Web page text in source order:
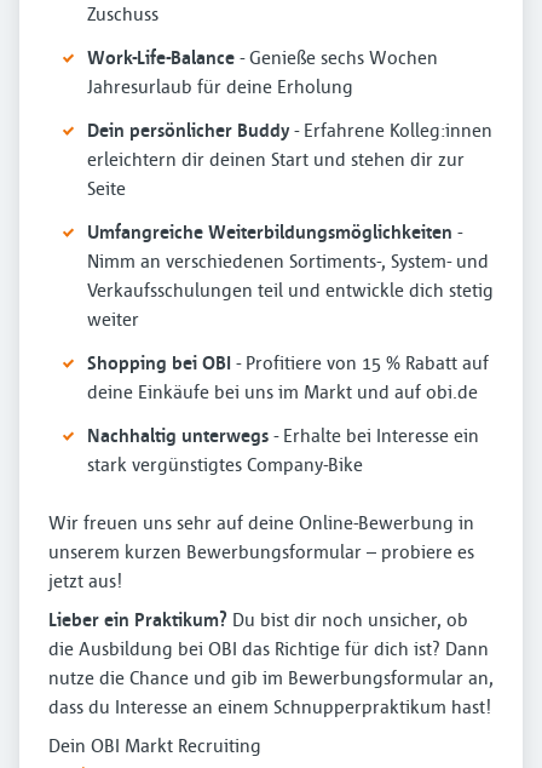
Zuschuss
Work-Life-Balance - Genieße sechs Wochen
Jahresurlaub für deine Erholung
Dein persönlicher Buddy - Erfahrene Kolleg:innen
erleichtern dir deinen Start und stehen dir zur
Seite
Umfangreiche Weiterbildungsmöglichkeiten -
Nimm an verschiedenen Sortiments-, System- und
Verkaufsschulungen teil und entwickle dich stetig
weiter
Shopping bei OBI - Profitiere von 15 % Rabatt auf
deine Einkäufe bei uns im Markt und auf obi.de
Nachhaltig unterwegs - Erhalte bei Interesse ein
stark vergünstigtes Company-Bike
Wir freuen uns sehr auf deine Online-Bewerbung in
unserem kurzen Bewerbungsformular – probiere es
jetzt aus!
Lieber ein Praktikum? Du bist dir noch unsicher, ob
die Ausbildung bei OBI das Richtige für dich ist? Dann
nutze die Chance und gib im Bewerbungsformular an,
dass du Interesse an einem Schnupperpraktikum hast!
Dein OBI Markt Recruiting